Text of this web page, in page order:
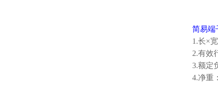
简易端
1.长×
2.有效
3.额定
4.净重